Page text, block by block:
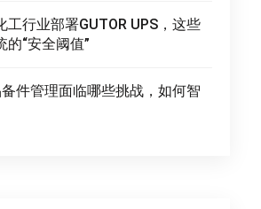
工行业部署GUTOR UPS，这些
“安全阈值”
备件管理面临哪些挑战，如何智